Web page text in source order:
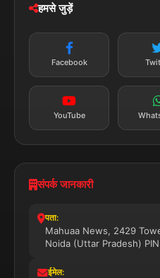
न्यूज़ अलर्ट
सब्सक्राइब करें
हमसे जुड़ें
Facebook
YouTube
संपर्क जानकारी
पता:
Mahuaa News, 2429
Noida (Uttar Pradesh)
ईमेल: